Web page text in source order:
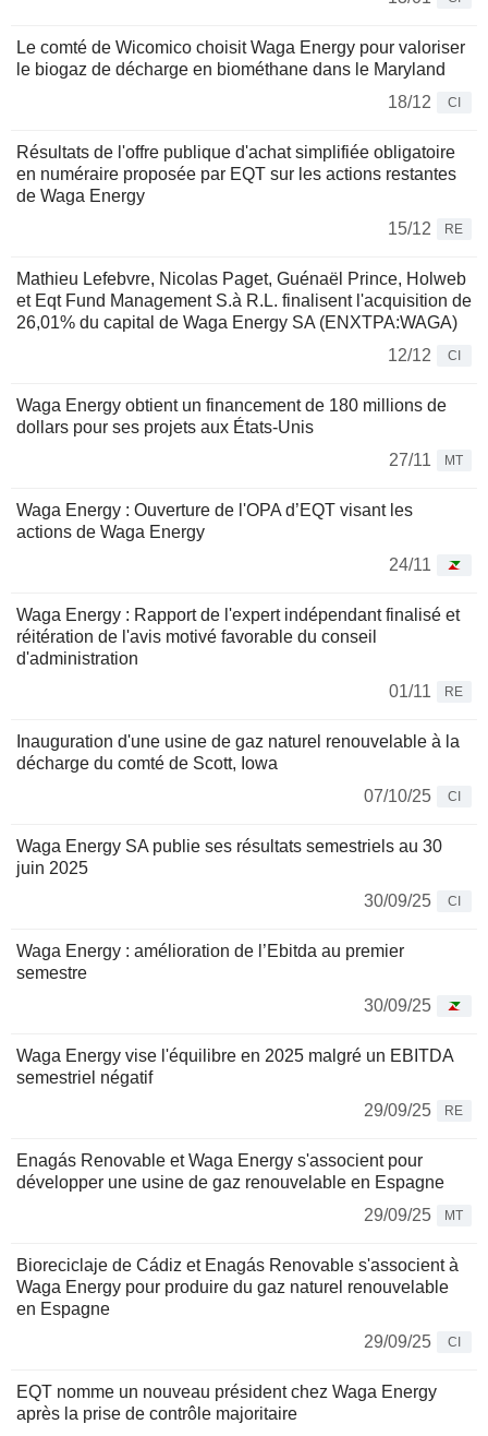
Le comté de Wicomico choisit Waga Energy pour valoriser
le biogaz de décharge en biométhane dans le Maryland
18/12
CI
Résultats de l'offre publique d'achat simplifiée obligatoire
en numéraire proposée par EQT sur les actions restantes
de Waga Energy
15/12
RE
Mathieu Lefebvre, Nicolas Paget, Guénaël Prince, Holweb
et Eqt Fund Management S.à R.L. finalisent l'acquisition de
26,01% du capital de Waga Energy SA (ENXTPA:WAGA)
12/12
CI
Waga Energy obtient un financement de 180 millions de
dollars pour ses projets aux États-Unis
27/11
MT
Waga Energy : Ouverture de l'OPA d’EQT visant les
actions de Waga Energy
24/11
Waga Energy : Rapport de l'expert indépendant finalisé et
réitération de l'avis motivé favorable du conseil
d'administration
01/11
RE
Inauguration d'une usine de gaz naturel renouvelable à la
décharge du comté de Scott, Iowa
07/10/25
CI
Waga Energy SA publie ses résultats semestriels au 30
juin 2025
30/09/25
CI
Waga Energy : amélioration de l’Ebitda au premier
semestre
30/09/25
Waga Energy vise l'équilibre en 2025 malgré un EBITDA
semestriel négatif
29/09/25
RE
Enagás Renovable et Waga Energy s'associent pour
développer une usine de gaz renouvelable en Espagne
29/09/25
MT
Bioreciclaje de Cádiz et Enagás Renovable s'associent à
Waga Energy pour produire du gaz naturel renouvelable
en Espagne
29/09/25
CI
EQT nomme un nouveau président chez Waga Energy
après la prise de contrôle majoritaire